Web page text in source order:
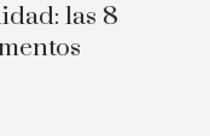
las 8